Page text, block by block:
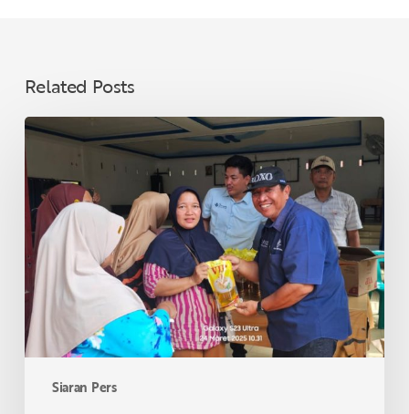
Related Posts
Siaran Pers
Jelang
Lebaran,
PT
SMA
Salurkan
3.000
Liter
Minyak
Goreng
untuk
Warga
Labuhanbatu